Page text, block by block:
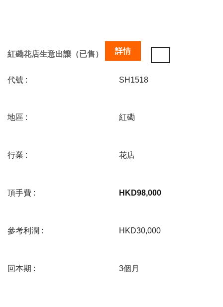
紅磡花店生意出讓（已售） 詳情
代號 : SH1518
地區 : 紅磡
行業 : 花店
頂手費 : HKD98,000
參考利潤 : HKD30,000
回本期 : 3個月